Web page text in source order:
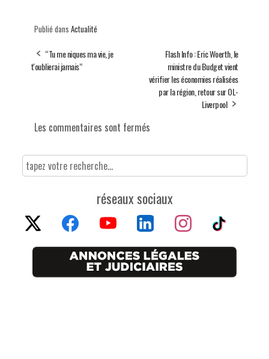
Publié dans Actualité
“Tu me niques ma vie, je
t'oublierai jamais“
Flash Info : Eric Woerth, le
ministre du Budget vient
vérifier les économies réalisées
par la région, retour sur OL-
Liverpool
Les commentaires sont fermés
réseaux sociaux